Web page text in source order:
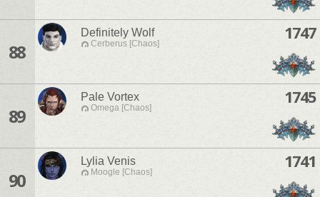
88
Definitely Wolf
Cerberus [Chaos]
1747
89
Pale Vortex
Omega [Chaos]
1745
90
Lylia Venis
Moogle [Chaos]
1741